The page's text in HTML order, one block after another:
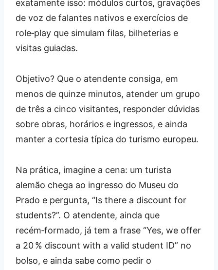
exatamente isso: módulos curtos, gravações
de voz de falantes nativos e exercícios de
role‑play que simulam filas, bilheterias e
visitas guiadas.
Objetivo? Que o atendente consiga, em
menos de quinze minutos, atender um grupo
de três a cinco visitantes, responder dúvidas
sobre obras, horários e ingressos, e ainda
manter a cortesia típica do turismo europeu.
Na prática, imagine a cena: um turista
alemão chega ao ingresso do Museu do
Prado e pergunta, “Is there a discount for
students?”. O atendente, ainda que
recém‑formado, já tem a frase “Yes, we offer
a 20 % discount with a valid student ID” no
bolso, e ainda sabe como pedir o